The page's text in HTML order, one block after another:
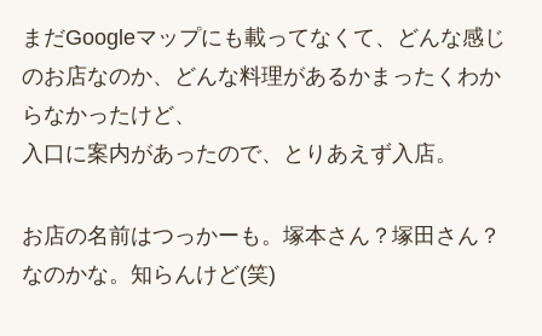
まだGoogleマップにも載ってなくて、どんな感じ
のお店なのか、どんな料理があるかまったくわか
らなかったけど、
入口に案内があったので、とりあえず入店。
お店の名前はつっかーも。塚本さん？塚田さん？
なのかな。知らんけど(笑)